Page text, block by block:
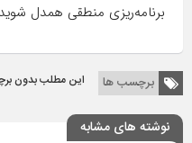
برنامه‌ریزی منطقی همدل
برچسب ها این مطلب بدون
نوشته های مشابه